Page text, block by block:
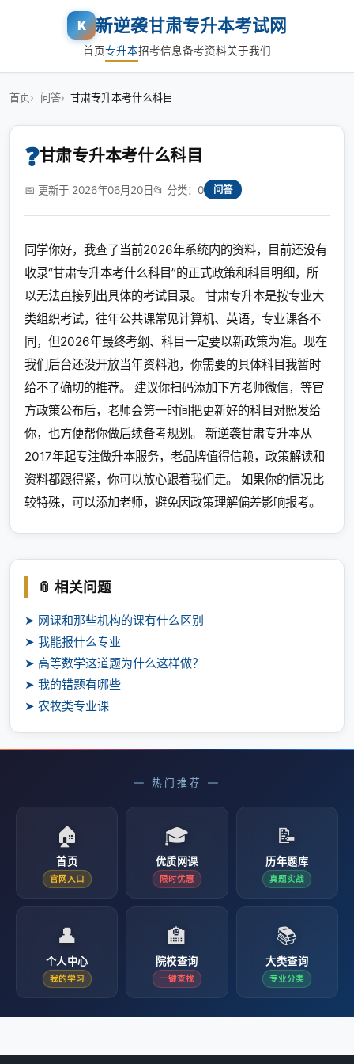
K 新逆袭甘肃专升本考试网
首页专升本招考信息备考资料关于我们
首页 问答 甘肃专升本考什么科目
❓甘肃专升本考什么科目
📅 更新于 2026年06月20日📂 分类：0 问答
同学你好，我查了当前2026年系统内的资料，目前还没有
收录“甘肃专升本考什么科目”的正式政策和科目明细，所
以无法直接列出具体的考试目录。 甘肃专升本是按专业大
类组织考试，往年公共课常见计算机、英语，专业课各不
同，但2026年最终考纲、科目一定要以新政策为准。现在
我们后台还没开放当年资料池，你需要的具体科目我暂时
给不了确切的推荐。 建议你扫码添加下方老师微信，等官
方政策公布后，老师会第一时间把更新好的科目对照发给
你，也方便帮你做后续备考规划。 新逆袭甘肃专升本从
2017年起专注做升本服务，老品牌值得信赖，政策解读和
资料都跟得紧，你可以放心跟着我们走。 如果你的情况比
较特殊，可以添加老师，避免因政策理解偏差影响报考。
📎 相关问题
➤ 网课和那些机构的课有什么区别
➤ 我能报什么专业
➤ 高等数学这道题为什么这样做？
➤ 我的错题有哪些
➤ 农牧类专业课
— 热门推荐 —
🏠
首页
官网入口
🎓
优质网课
限时优惠
📝
历年题库
真题实战
👤
个人中心
我的学习
🏫
院校查询
一键查找
📚
大类查询
专业分类